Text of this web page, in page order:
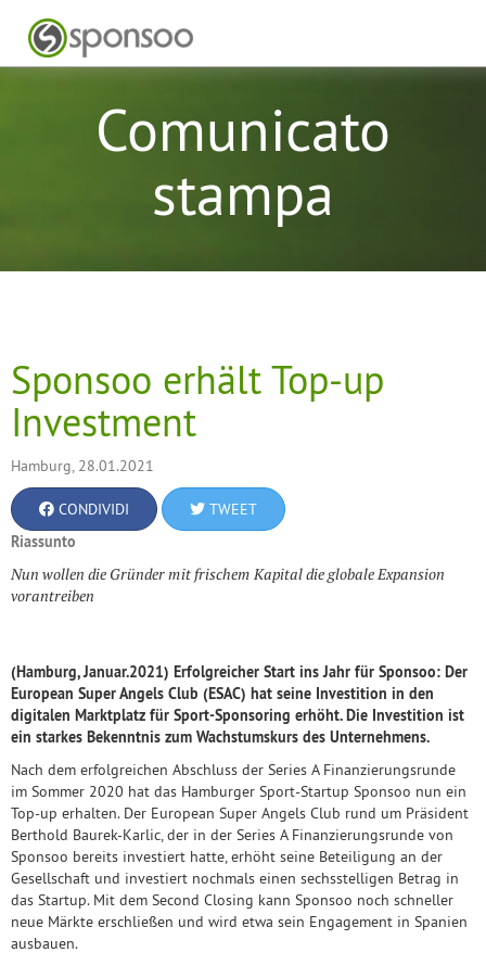
Comunicato
stampa
Sponsoo erhält Top-up
Investment
Hamburg, 28.01.2021
CONDIVIDI
TWEET
Riassunto
Nun wollen die Gründer mit frischem Kapital die globale Expansion
vorantreiben
(Hamburg, Januar.2021) Erfolgreicher Start ins Jahr für Sponsoo: Der
European Super Angels Club (ESAC) hat seine Investition in den
digitalen Marktplatz für Sport-Sponsoring erhöht. Die Investition ist
ein starkes Bekenntnis zum Wachstumskurs des Unternehmens.
Nach dem erfolgreichen Abschluss der Series A Finanzierungsrunde
im Sommer 2020 hat das Hamburger Sport-Startup Sponsoo nun ein
Top-up erhalten. Der European Super Angels Club rund um Präsident
Berthold Baurek-Karlic, der in der Series A Finanzierungsrunde von
Sponsoo bereits investiert hatte, erhöht seine Beteiligung an der
Gesellschaft und investiert nochmals einen sechsstelligen Betrag in
das Startup. Mit dem Second Closing kann Sponsoo noch schneller
neue Märkte erschließen und wird etwa sein Engagement in Spanien
ausbauen.